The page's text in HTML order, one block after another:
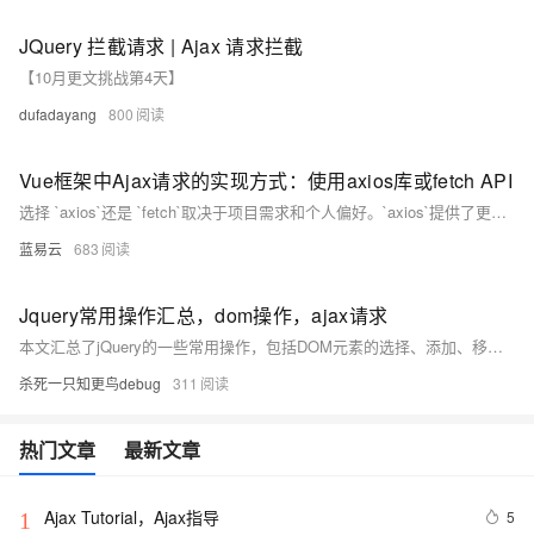
JQuery 拦截请求 | Ajax 请求拦截
【10月更文挑战第4天】
dufadayang 800
Vue框架中Ajax请求的实现方式：使用axios库或fetch API
选择 `axios`还是 `fetch`取决于项目需求和个人偏好。`axios`提供了更丰富的API和更灵活的错误处理方式，适用于需要复杂请求配置的场景。而 `fetch`作为现代浏览器的原生API，使用起来更为简洁，但在旧浏览器兼容性和某些高级特性上可能略显不足。无论选择哪种方式，它们都能有效地在Vue应用中实现Ajax请求的功能。
蓝易云 683
Jquery常用操作汇总，dom操作，ajax请求
本文汇总了jQuery的一些常用操作，包括DOM元素的选择、添加、移除，表单操作，以及如何使用jQuery发送Ajax请求，涵盖了GET、POST请求和文件上传等常见场景。
杀死一只知更鸟debug 311
热门文章 最新文章
1 Ajax Tutorial，Ajax指导 5